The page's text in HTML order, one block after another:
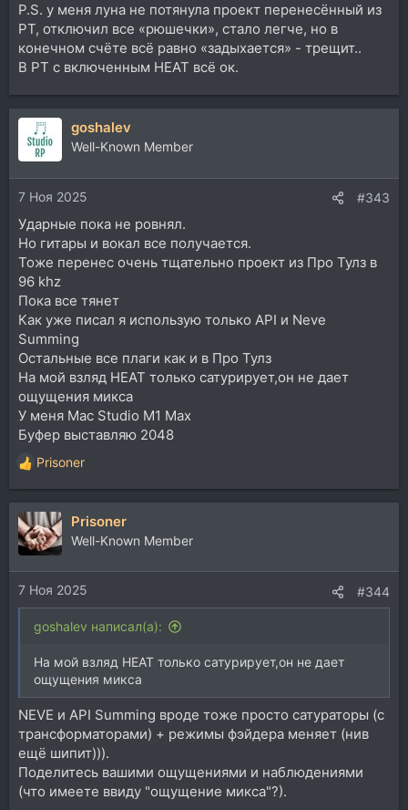
P.S. у меня луна не потянула проект перенесённый из
PT, отключил все «рюшечки», стало легче, но в
конечном счёте всё равно «задыхается» - трещит..
В PT с включенным HEAT всё ок.
goshalev
Well-Known Member
7 Ноя 2025 #343
Ударные пока не ровнял.
Но гитары и вокал все получается.
Тоже перенес очень тщательно проект из Про Тулз в
96 khz
Пока все тянет
Как уже писал я использую только API и Neve
Summing
Остальные все плаги как и в Про Тулз
На мой взляд HEAT только сатурирует,он не дает
ощущения микса
У меня Mac Studio M1 Max
Буфер выставляю 2048
Р
е
а
к
ц
и
и
:
Prisoner
Prisoner
Well-Known Member
7 Ноя 2025 #344
goshalev написал(а):
На мой взляд HEAT только сатурирует,он не дает
ощущения микса
NEVE и API Summing вроде тоже просто сатураторы (с
трансформаторами) + режимы фэйдера меняет (нив
ещё шипит))).
Поделитесь вашими ощущениями и наблюдениями
(что имеете ввиду "ощущение микса"?).